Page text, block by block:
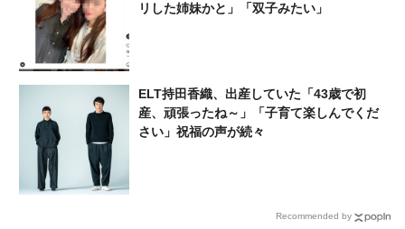
リした️姉妹かと」「双子みたい」
ELT持田香織、出産していた「43歳で初
産、頑張ったね～」「子育て楽しんでくだ
さい」祝福の声が続々
Recommended by